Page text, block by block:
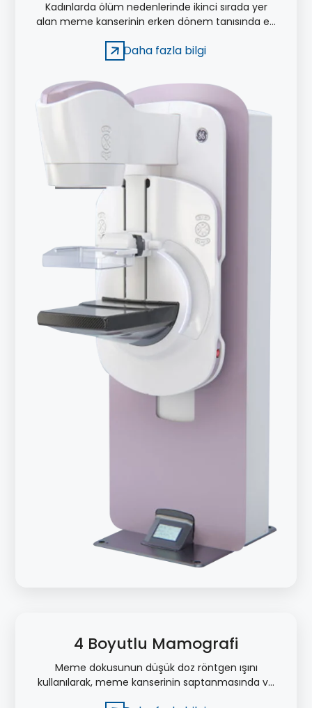
Kadınlarda ölüm nedenlerinde ikinci sırada yer
alan meme kanserinin erken dönem tanısında en
Daha fazla bilgi
4 Boyutlu Mamografi
Meme dokusunun düşük doz röntgen ışını
kullanılarak, meme kanserinin saptanmasında ve